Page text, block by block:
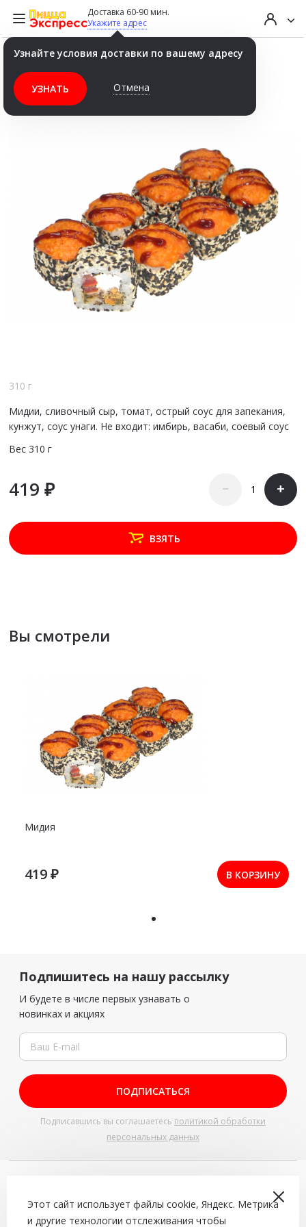
Доставка 60-90 мин.
Укажите адрес
Мидия
310 г
Мидии, сливочный сыр, томат, острый соус для запекания,
кунжут, соус унаги. Не входит: имбирь, васаби, соевый соус
Вес 310 г
419 ₽ – +
ВЗЯТЬ
Вы смотрели
Мидия
419 ₽ В КОРЗИНУ
Подпишитесь на нашу рассылку
И будете в числе первых узнавать о
новинках и акциях
ПОДПИСАТЬСЯ
Подписавшись вы соглашаетесь политикой обработки
персональных данных
Доставка и самовывоз с 10:00 до 22:00
Этот сайт использует файлы cookie, Яндекс. Метрика
и другие технологии отслеживания чтобы
Узнайте условия доставки по вашему адресу
УЗНАТЬ Отмена